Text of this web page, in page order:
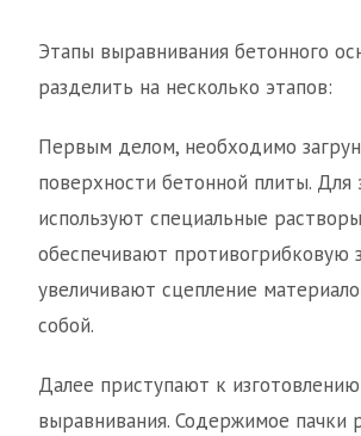
Этапы выравнивания бетонного
разделить на несколько этапов:
Первым делом, необходимо
поверхности бетонной плиты. Для
используют специальные
обеспечивают противогрибковую
увеличивают сцепление
собой.
Далее приступают к
выравнивания. Содержимое пачки